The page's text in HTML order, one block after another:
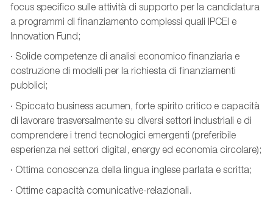
focus specifico sulle attività di supporto per la candidatura
a programmi di finanziamento complessi quali IPCEI e
Innovation Fund;
· Solide competenze di analisi economico finanziaria e
costruzione di modelli per la richiesta di finanziamenti
pubblici;
· Spiccato business acumen, forte spirito critico e capacità
di lavorare trasversalmente su diversi settori industriali e di
comprendere i trend tecnologici emergenti (preferibile
esperienza nei settori digital, energy ed economia circolare);
· Ottima conoscenza della lingua inglese parlata e scritta;
· Ottime capacità comunicative-relazionali.